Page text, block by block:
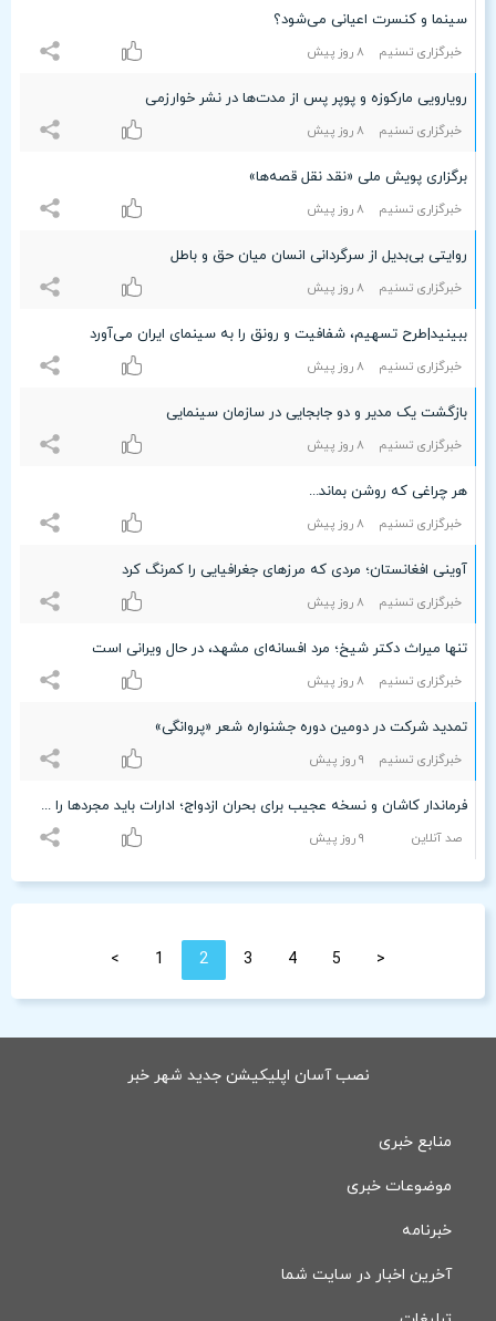
سینما و کنسرت اعیانی می‌شود؟
خبرگزاری تسنیم ۸ روز پیش
رویارویی مارکوزه و پوپر پس از مدت‌ها در نشر خوارزمی
خبرگزاری تسنیم ۸ روز پیش
برگزاری پویش ملی «نقد نقل قصه‌ها»
خبرگزاری تسنیم ۸ روز پیش
روایتی بی‌بدیل از سرگردانی انسان میان حق و باطل
خبرگزاری تسنیم ۸ روز پیش
ببینید|طرح تسهیم، شفافیت و رونق را به سینمای ایران می‌آورد
خبرگزاری تسنیم ۸ روز پیش
بازگشت یک مدیر و دو جابجایی در سازمان سینمایی
خبرگزاری تسنیم ۸ روز پیش
هر چراغی که روشن بماند...
خبرگزاری تسنیم ۸ روز پیش
آوینی افغانستان؛ مردی که مرزهای جغرافیایی را کمرنگ کرد
خبرگزاری تسنیم ۸ روز پیش
تنها میراث دکتر شیخ؛ مرد افسانه‌ای مشهد، در حال ویرانی است
خبرگزاری تسنیم ۸ روز پیش
تمدید شرکت در دومین دوره جشنواره شعر «پروانگی»
خبرگزاری تسنیم ٩ روز پیش
فرماندار کاشان و نسخه عجیب برای بحران ازدواج؛ ادارات باید مجردها را شناسایی و برای ازدواجشان دست‌به‌کار شوند!
صد آنلاین ٩ روز پیش
> 1 2 3 4 5 <
نصب آسان اپلیکیشن جدید شهر خبر
منابع خبری
موضوعات خبری
خبرنامه
آخرین اخبار در سایت شما